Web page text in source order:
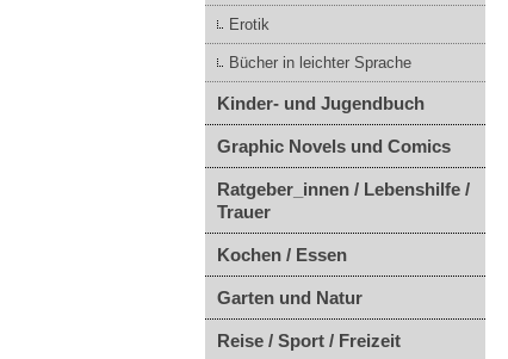
Erotik
Bücher in leichter Sprache
Kinder- und Jugendbuch
Graphic Novels und Comics
Ratgeber_innen / Lebenshilfe /
Trauer
Kochen / Essen
Garten und Natur
Reise / Sport / Freizeit